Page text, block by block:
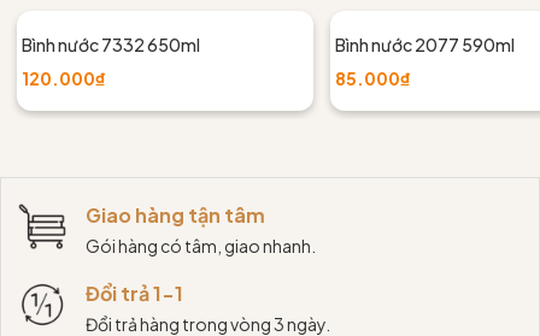
Bình nước 7332 650ml
120.000₫
Bình nước 2077 590ml
85.000₫
Giao hàng tận tâm
Gói hàng có tâm, giao nhanh.
Đổi trả 1-1
Đổi trả hàng trong vòng 3 ngày.